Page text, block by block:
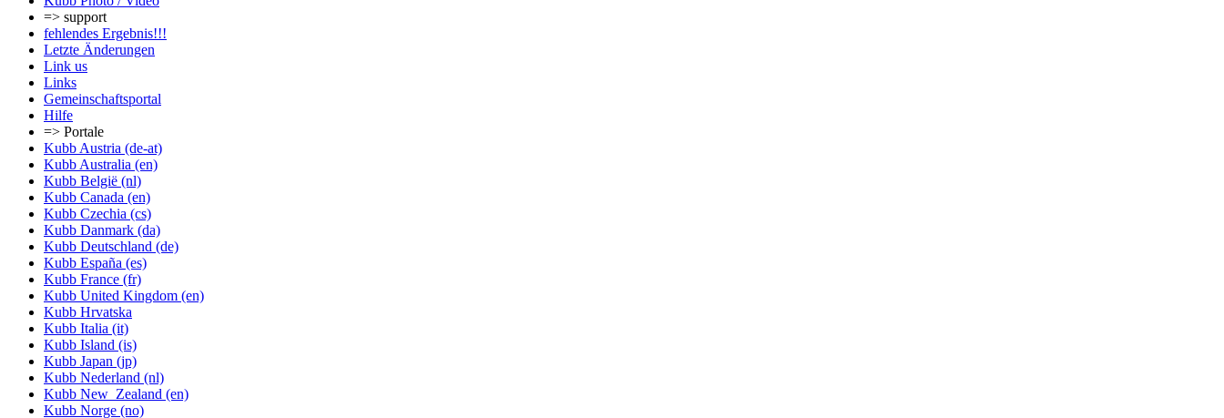
=> support
fehlendes Ergebnis!!!
Letzte Änderungen
Link us
Links
Gemeinschafts­portal
Hilfe
=> Portale
Kubb Austria (de-at)
Kubb Australia (en)
Kubb België (nl)
Kubb Canada (en)
Kubb Czechia (cs)
Kubb Danmark (da)
Kubb Deutschland (de)
Kubb España (es)
Kubb France (fr)
Kubb United Kingdom (en)
Kubb Hrvatska
Kubb Italia (it)
Kubb Island (is)
Kubb Japan (jp)
Kubb Nederland (nl)
Kubb New_Zealand (en)
Kubb Norge (no)